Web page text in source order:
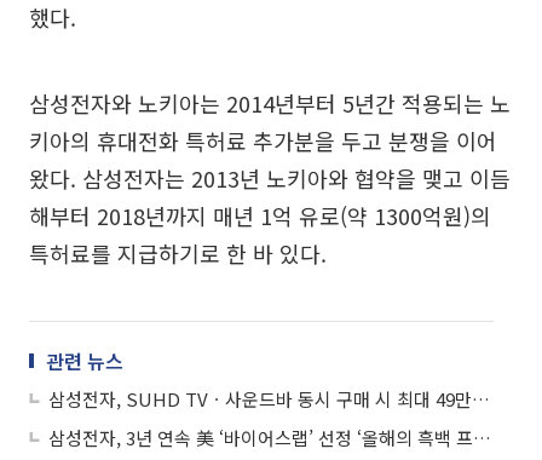
했다.
삼성전자와 노키아는 2014년부터 5년간 적용되는 노
키아의 휴대전화 특허료 추가분을 두고 분쟁을 이어
왔다. 삼성전자는 2013년 노키아와 협약을 맺고 이듬
해부터 2018년까지 매년 1억 유로(약 1300억원)의
특허료를 지급하기로 한 바 있다.
관련 뉴스
삼성전자, SUHD TVㆍ사운드바 동시 구매 시 최대 49만원 할인
삼성전자, 3년 연속 美 ‘바이어스랩’ 선정 ‘올해의 흑백 프린터ㆍ복합기’